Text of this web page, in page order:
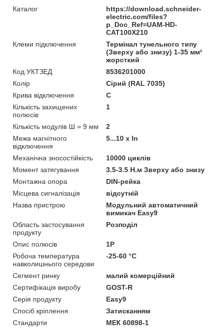
Каталог
https://download.schneider-
electric.com/files?
p_Doc_Ref=UAM-HD-
CAT100X210
Клеми підключення
Термінал тунельного типу
(Зверху або знизу) 1-35 мм²
жорсткий
Код УКТЗЕД
8536201000
Колір
Сірий (RAL 7035)
Крива відключення
C
Кількість захищених
полюсів
1
Кількість модулів Ш = 9 мм
2
Межа магнітного
відключення
5...10 x In
Механічна зносостійкість
10000 циклів
Момент затягування
3.5-3.5 Н.м Зверху або знизу
Монтажна опора
DIN-рейка
Місцева сигналізація
відсутній
Назва пристрою
Модульний автоматичний
вимикач Easy9
Область застосування
продукту
Розподіл
Опис полюсів
1P
Робоча температура
навколишнього середови
-25-60 °C
Сегмент ринку
малий комерційний
Сертифікація виробу
GOST-R
Серія продукту
Easy9
Спосіб кріплення
Затисканням
Стандарти
МЕК 60898-1